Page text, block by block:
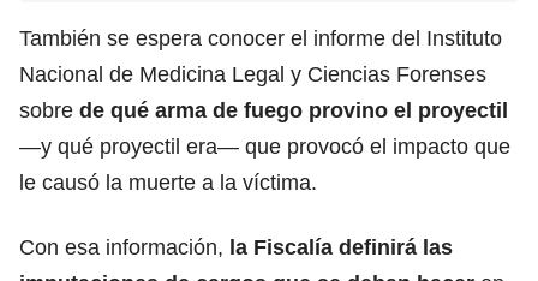
También se espera conocer el informe del Instituto
Nacional de Medicina Legal y Ciencias Forenses
sobre de qué arma de fuego provino el proyectil
—y qué proyectil era— que provocó el impacto que
le causó la muerte a la víctima.
Con esa información, la Fiscalía definirá las